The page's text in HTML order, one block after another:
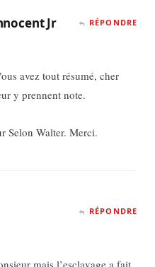
Jr RÉPONDRE
avez tout résumé, cher
y prennent note.
Selon Walter. Merci.
RÉPONDRE